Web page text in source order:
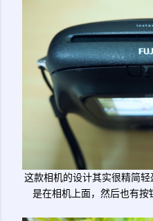
这款相机的设计其实很精简
是在相机上面，然后也有按